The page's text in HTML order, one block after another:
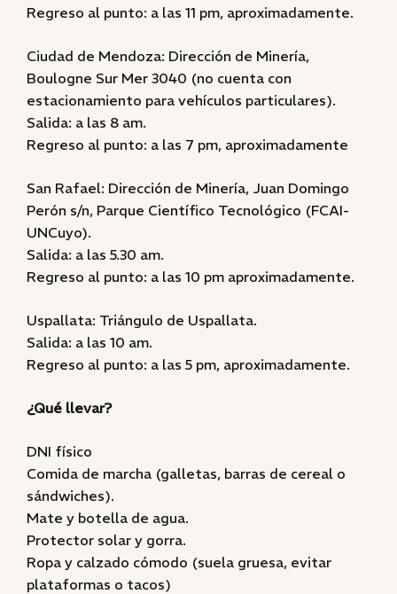
Regreso al punto: a las 11 pm, aproximadamente.
Ciudad de Mendoza: Dirección de Minería,
Boulogne Sur Mer 3040 (no cuenta con
estacionamiento para vehículos particulares).
Salida: a las 8 am.
Regreso al punto: a las 7 pm, aproximadamente
San Rafael: Dirección de Minería, Juan Domingo
Perón s/n, Parque Científico Tecnológico (FCAI-
UNCuyo).
Salida: a las 5.30 am.
Regreso al punto: a las 10 pm aproximadamente.
Uspallata: Triángulo de Uspallata.
Salida: a las 10 am.
Regreso al punto: a las 5 pm, aproximadamente.
¿Qué llevar?
DNI físico
Comida de marcha (galletas, barras de cereal o
sándwiches).
Mate y botella de agua.
Protector solar y gorra.
Ropa y calzado cómodo (suela gruesa, evitar
plataformas o tacos)